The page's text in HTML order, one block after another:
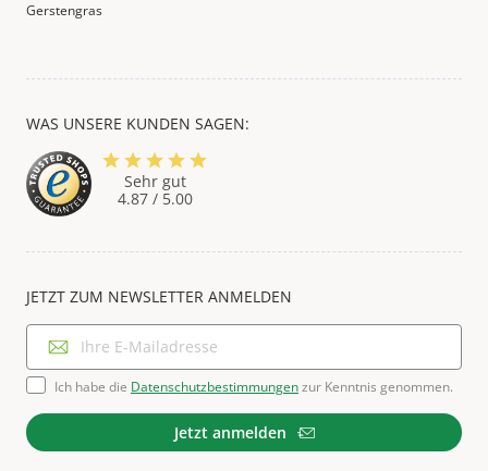
Gerstengras
WAS UNSERE KUNDEN SAGEN:
Sehr gut
4.87 / 5.00
JETZT ZUM NEWSLETTER ANMELDEN
Ich habe die Datenschutzbestimmungenzur Kenntnis genommen.
Jetzt anmelden